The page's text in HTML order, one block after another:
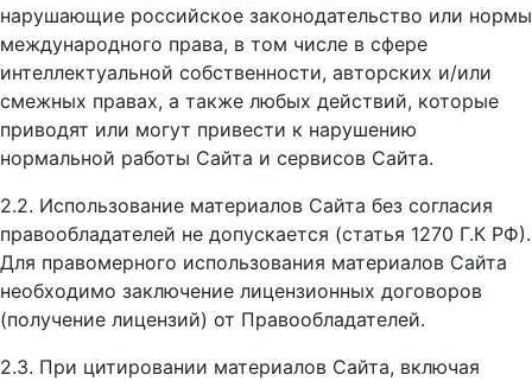
нарушающие российское законодательство или нормы
международного права, в том числе в сфере
интеллектуальной собственности, авторских и/или
смежных правах, а также любых действий, которые
приводят или могут привести к нарушению
нормальной работы Сайта и сервисов Сайта.
2.2. Использование материалов Сайта без согласия
правообладателей не допускается (статья 1270 Г.К РФ).
Для правомерного использования материалов Сайта
необходимо заключение лицензионных договоров
(получение лицензий) от Правообладателей.
2.3. При цитировании материалов Сайта, включая